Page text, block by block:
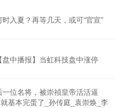
入夏？再等几天，或可“官宣”
中播报】当虹科技盘中涨停
位名将，被崇祯皇帝活活逼
基本完蛋了_孙传庭_袁崇焕_李